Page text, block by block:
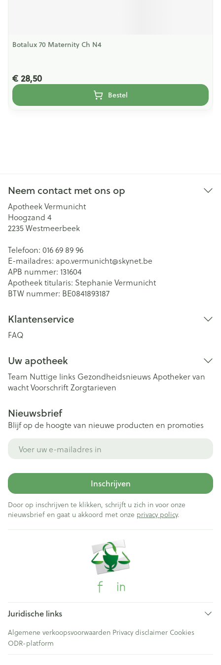
Botalux 70 Maternity Ch N4
€ 28,50
Bestel
Neem contact met ons op
Apotheek Vermunicht
Hoogzand 4
2235Westmeerbeek
Telefoon: 016 69 89 96
E-mailadres: apo.vermunicht@skynet.be
APB nummer: 131604
Apotheek titularis: Stephanie Vermunicht
BTW nummer: BE0841893187
Klantenservice
FAQ
Uw apotheek
Team Nuttige links Gezondheidsnieuws Apotheker van
wachtVoorschriftZorgtarieven
Nieuwsbrief
Blijf op de hoogte van nieuwe producten en promoties
Inschrijven
Door op inschrijven te klikken, schrijft u zich in voor onze
nieuwsbrief en gaat u akkoord met onze privacy policy.
Juridische links
Algemene verkoopsvoorwaarden Privacy disclaimer Cookies
ODR-platform